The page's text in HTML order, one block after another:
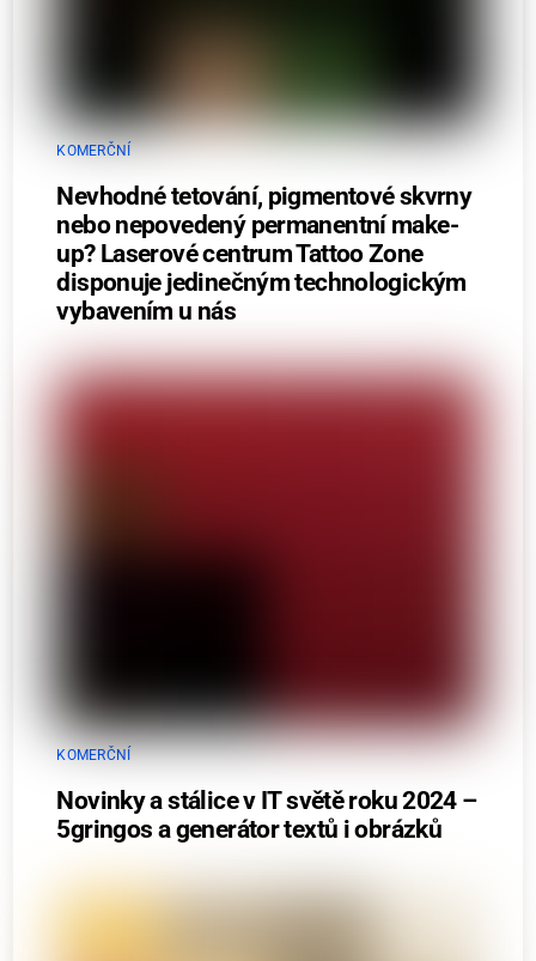
KOMERČNÍ
Nevhodné tetování, pigmentové skvrny
nebo nepovedený permanentní make-
up? Laserové centrum Tattoo Zone
disponuje jedinečným technologickým
vybavením u nás
KOMERČNÍ
Novinky a stálice v IT světě roku 2024 –
5gringos a generátor textů i obrázků